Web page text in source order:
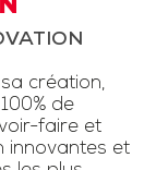
création,
de
faire et
innovantes et